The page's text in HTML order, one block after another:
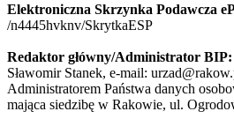
Elektroniczna Skrzynka Podawcza
/n4445hvknv/SkrytkaESP
Redaktor główny/Administrator BIP:
Sławomir Stanek, e-mail:
Administratorem Państwa danych
mająca siedzibę w Rakowie, ul.